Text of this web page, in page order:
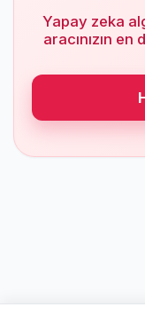
Yapay zeka
aracınızın